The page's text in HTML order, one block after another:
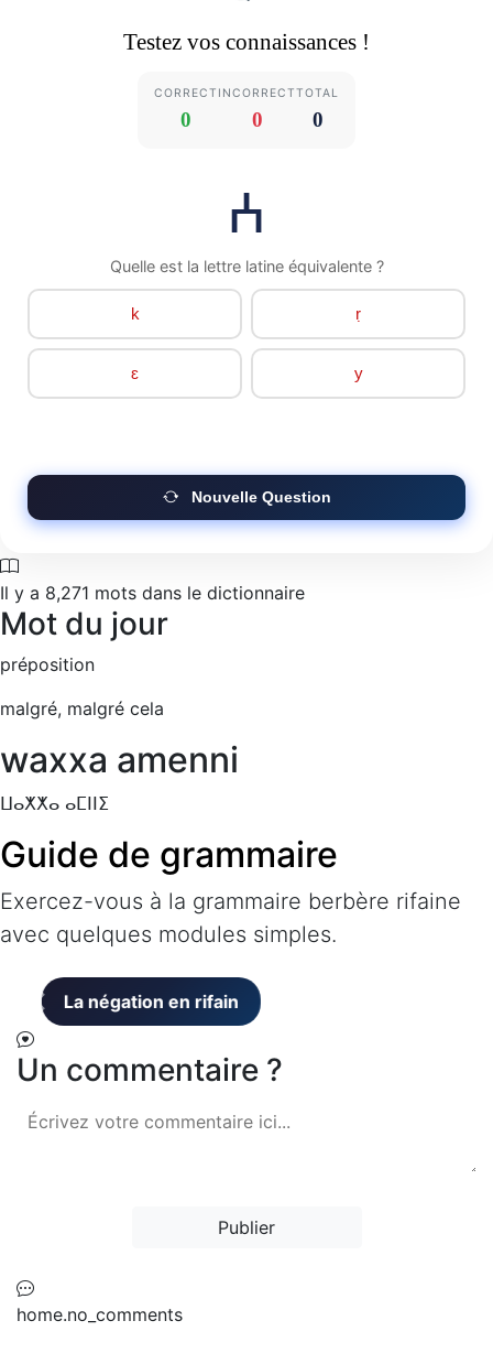
Testez vos connaissances !
CORRECT
0
INCORRECT
0
TOTAL
0
ⵄ
Quelle est la lettre latine équivalente ?
k ṛ
ɛ y
Nouvelle Question
Il y a 8,271 mots dans le dictionnaire
Mot du jour
préposition
malgré, malgré cela
waxxa amenni
ⵡⴰⵅⵅⴰ ⴰⵎⵏⵏⵉ
Guide de grammaire
Exercez-vous à la grammaire berbère rifaine
avec quelques modules simples.
Un commentaire ?
Publier
home.no_comments